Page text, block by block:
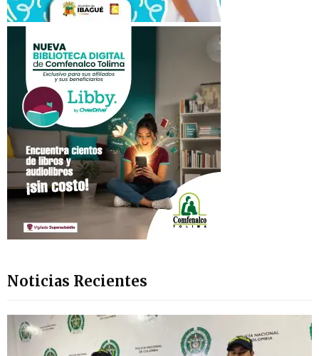
Noticias Recientes